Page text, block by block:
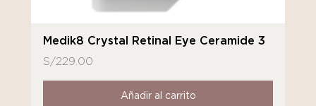
Medik8 Crystal Retinal Eye Ceramide 3
S/229.00
Añadir al carrito